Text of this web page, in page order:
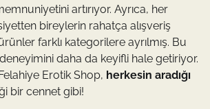
artırıyor. Ayrıca, her
bireylerin rahatça alışveriş
farklı kategorilere ayrılmış. Bu
daha da keyifli hale getiriyor.
Erotik Shop, herkesin aradığı
bir cennet gibi!